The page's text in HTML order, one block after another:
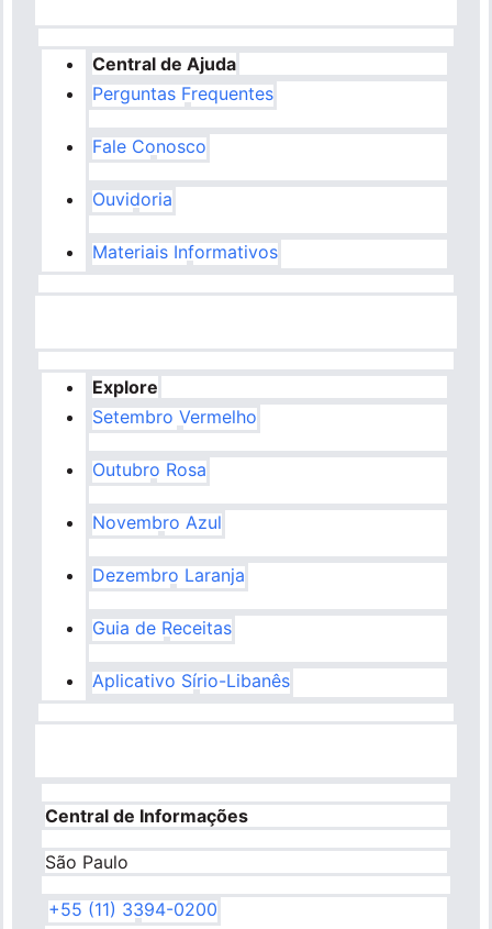
Central de Ajuda
Perguntas Frequentes
Fale Conosco
Ouvidoria
Materiais Informativos
Explore
Setembro Vermelho
Outubro Rosa
Novembro Azul
Dezembro Laranja
Guia de Receitas
Aplicativo Sírio-Libanês
Central de Informações
São Paulo
+55 (11) 3394-0200